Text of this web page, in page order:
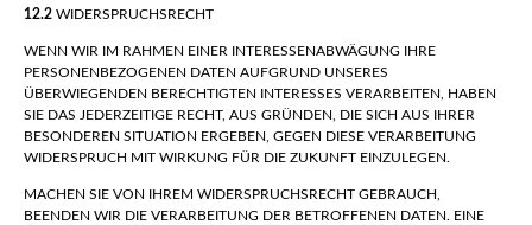
12.2 WIDERSPRUCHSRECHT
WENN WIR IM RAHMEN EINER INTERESSENABWÄGUNG IHRE
PERSONENBEZOGENEN DATEN AUFGRUND UNSERES
ÜBERWIEGENDEN BERECHTIGTEN INTERESSES VERARBEITEN, HABEN
SIE DAS JEDERZEITIGE RECHT, AUS GRÜNDEN, DIE SICH AUS IHRER
BESONDEREN SITUATION ERGEBEN, GEGEN DIESE VERARBEITUNG
WIDERSPRUCH MIT WIRKUNG FÜR DIE ZUKUNFT EINZULEGEN.
MACHEN SIE VON IHREM WIDERSPRUCHSRECHT GEBRAUCH,
BEENDEN WIR DIE VERARBEITUNG DER BETROFFENEN DATEN. EINE